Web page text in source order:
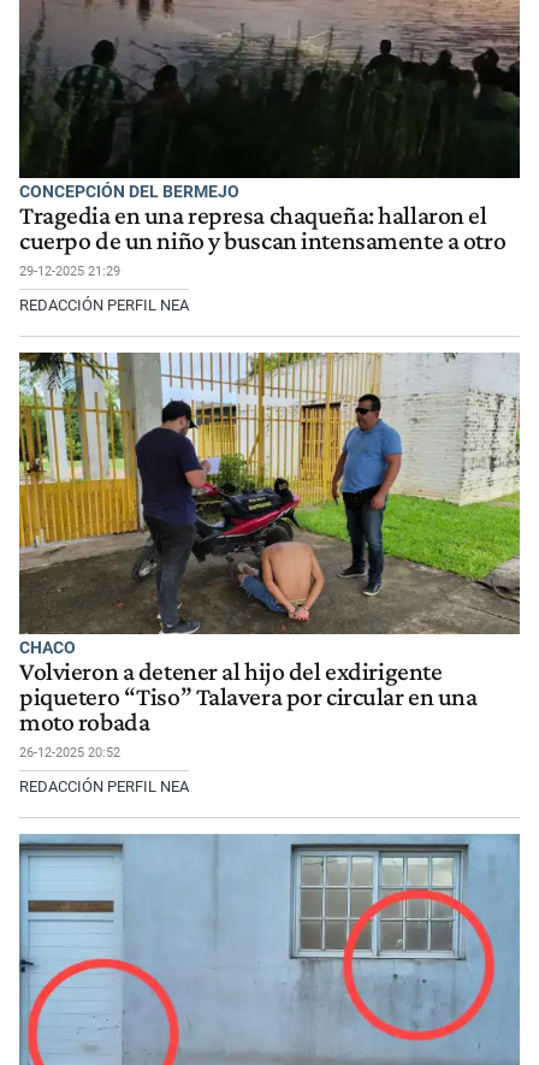
CONCEPCIÓN DEL BERMEJO
Tragedia en una represa chaqueña: hallaron el
cuerpo de un niño y buscan intensamente a otro
29-12-2025 21:29
REDACCIÓN PERFIL NEA
CHACO
Volvieron a detener al hijo del exdirigente
piquetero “Tiso” Talavera por circular en una
moto robada
26-12-2025 20:52
REDACCIÓN PERFIL NEA